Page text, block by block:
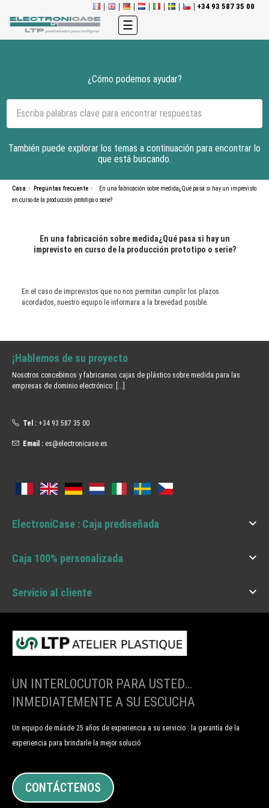
+34 93 587 35 00
Navegación
de
☰
¿Cómo podemos ayudar?
También puede explorar los temas a continuación para encontrar lo
que está buscando.
Casa Preguntas frecuente
En una fabricación sobre medida¿Qué pasa si hay un imprevisto
en curso de la producción prototipo o serie?
En una fabricación sobre medida¿Qué pasa si hay un
imprevisto en curso de la producción prototipo o serie?
En el caso de imprevistos que no nos permitan cumplir los plazos
acordados, nuestro equipo le informara a la brevedad posible.
¡Hablemos de su proyecto
Nosotros concebimos y fabricamos cajas de plástico sobre medida para las
empresas de dominio electrónico: [...]
Tel : +34 93 587 35 00
Email : es@electronicase.es
ElectroniCase : Caja prediseñada 
Caja 100% personalizada 
Servicio al cliente 
UN INTERLOCUTOR PARA USTED…
INMEDIATEMENTE A SU ESCUCHA
Un equipo de másde 25 años de experiencia a su servicio : la garantía de la
experiencia para brindarle la mejor solució
CONTÁCTENOS